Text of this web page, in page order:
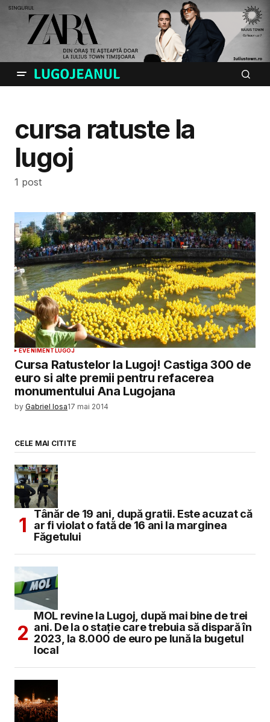
cursa ratuste la
lugoj
1 post
EVENIMENTLUGOJ
Cursa Ratustelor la Lugoj! Castiga 300 de
euro si alte premii pentru refacerea
monumentului Ana Lugojana
by Gabriel Iosa17 mai 2014
CELE MAI CITITE
Tânăr de 19 ani, după gratii. Este acuzat că
ar fi violat o fată de 16 ani la marginea
Făgetului
MOL revine la Lugoj, după mai bine de trei
ani. De la o stație care trebuia să dispară în
2023, la 8.000 de euro pe lună la bugetul
local